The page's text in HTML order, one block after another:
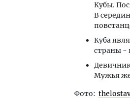
Кубы.
В
Куба
страны -
Мужья же
Фото: